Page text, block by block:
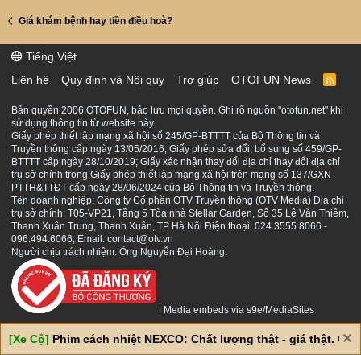
Giá khám bệnh hay tiền điều hoà?
Tiếng Việt
Liên hệ
Quy định và Nội quy Trợ giúp OTOFUN News
R
S
Bản quyền 2006 OTOFUN, bảo lưu mọi quyền. Ghi rõ nguồn "otofun.net" khi
sử dụng thông tin từ website này.
Giấy phép thiết lập mạng xã hội số 245/GP-BTTTT của Bộ Thông tin và
Truyền thông cấp ngày 13/05/2016; Giấy phép sửa đổi, bổ sung số 459/GP-
BTTTT cấp ngày 28/10/2019; Giấy xác nhận thay đổi địa chỉ thay đổi địa chỉ
trụ sở chính trong Giấy phép thiết lập mạng xã hội trên mạng số 137/GXN-
PTTH&TTĐT cấp ngày 28/06/2024 của Bộ Thông tin và Truyền thông.
Tên doanh nghiệp: Công ty Cổ phần OTV Truyền thông (OTV Media) Địa chỉ
trụ sở chính: T05-VP21, Tầng 5 Tòa nhà Stellar Garden, Số 35 Lê Văn Thiêm,
Thanh Xuân Trung, Thanh Xuân, TP Hà Nội Điện thoại: 024.3555.8066 -
096.494.6066; Email: contact@otv.vn
Người chịu trách nhiệm: Ông Nguyễn Đại Hoàng.
Media embeds via s9e/MediaSites
[Xe Cộ] Phim cách nhiệt NEXCO: Chất lượng thật - giá thật. Giá